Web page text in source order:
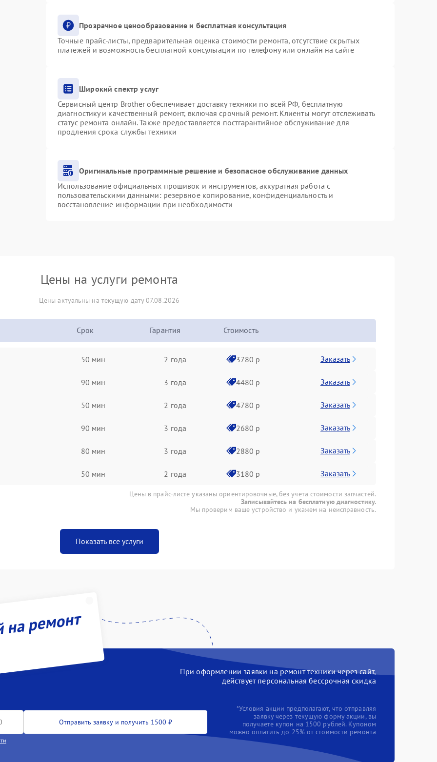
Прозрачное ценообразование и бесплатная консультация
Точные прайс-листы, предварительная оценка стоимости ремонта, отсутствие скрытых
платежей и возможность бесплатной консультации по телефону или онлайн на сайте
Широкий спектр услуг
Сервисный центр Brother обеспечивает доставку техники по всей РФ, бесплатную
диагностику и качественный ремонт, включая срочный ремонт. Клиенты могут отслеживать
статус ремонта онлайн. Также предоставляется постгарантийное обслуживание для
продления срока службы техники
Оригинальные программные решение и безопасное обслуживание данных
Использование официальных прошивок и инструментов, аккуратная работа с
пользовательскими данными: резервное копирование, конфиденциальность и
восстановление информации при необходимости
Цены на услуги ремонта
Цены актуальны на текущую дату 07.08.2026
Срок Гарантия Стоимость
50 мин 2 года 3780 р Заказать
90 мин 3 года 4480 р Заказать
50 мин 2 года 4780 р Заказать
90 мин 3 года 2680 р Заказать
80 мин 3 года 2880 р Заказать
50 мин 2 года 3180 р Заказать
Цены в прайс-листе указаны ориентировочные, без учета стоимости запчастей.
Записывайтесь на бесплатную диагностику.
Мы проверим ваше устройство и укажем на неисправность.
Показать все услуги
ремонт
При оформлении заявки на ремонт техники через сайт,
действует персональная бессрочная скидка
Отправить заявку и получить 1500 ₽
*Условия акции предполагают, что отправляя
заявку через текущую форму акции, вы
получаете купон на 1500 рублей. Купоном
можно оплатить до 25% от стоимости ремонта